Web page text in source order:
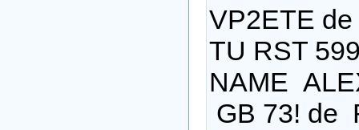
VP2ETE
TU RST
NAME
GB 73! de